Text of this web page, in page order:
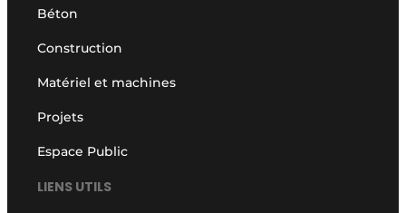
Béton
Construction
Matériel et machines
Projets
Espace Public
LIENS UTILS